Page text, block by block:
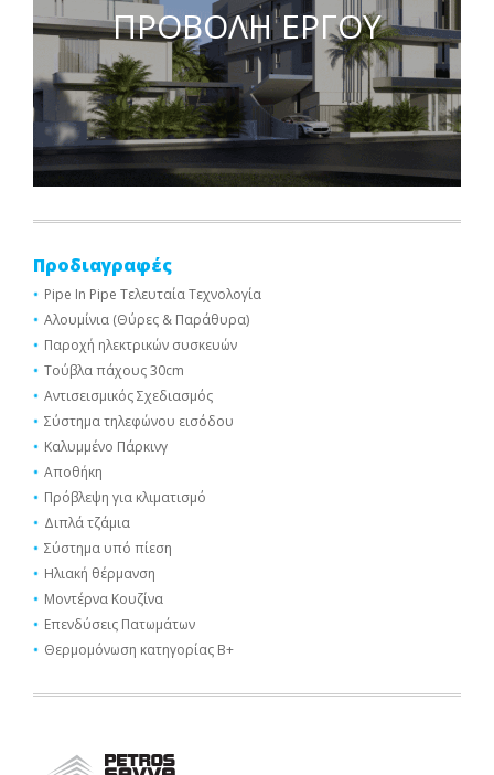
ΠΡΟΒΟΛΗ ΕΡΓΟΥ
Προδιαγραφές
Pipe In Pipe Τελευταία Τεχνολογία
Αλουμίνια (Θύρες & Παράθυρα)
Παροχή ηλεκτρικών συσκευών
Τούβλα πάχους 30cm
Αντισεισμικός Σχεδιασμός
Σύστημα τηλεφώνου εισόδου
Καλυμμένο Πάρκινγ
Αποθήκη
Πρόβλεψη για κλιματισμό
Διπλά τζάμια
Σύστημα υπό πίεση
Ηλιακή θέρμανση
Μοντέρνα Κουζίνα
Επενδύσεις Πατωμάτων
Θερμομόνωση κατηγορίας Β+